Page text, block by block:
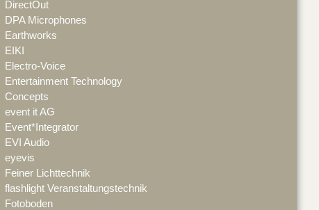
DirectOut
DPA Microphones
Earthworks
EIKI
Electro-Voice
Entertainment Technology
Concepts
event it AG
Event*Integrator
EVI Audio
eyevis
Feiner Lichttechnik
flashlight Veranstaltungstechnik
Fotoboden